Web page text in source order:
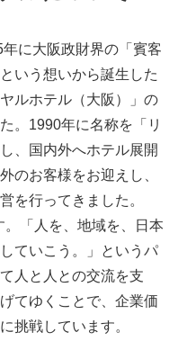
に大阪政財界の「賓客
いう想いから誕生した
ルホテル（大阪）」の
。1990年に名称を「リ
、国内外へホテル展開
のお客様をお迎えし、
を行ってきました。
「人を、地域を、日本
ていこう。」というパ
人と人との交流を支
てゆくことで、企業価
挑戦しています。